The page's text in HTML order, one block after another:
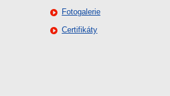
Fotogalerie
Certifikáty